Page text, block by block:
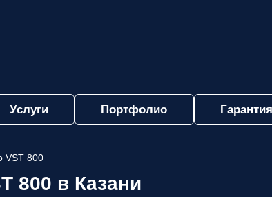
Услуги Портфолио
VST 800
800 в Казани